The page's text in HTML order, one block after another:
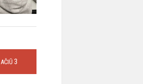
AČIŪ 3